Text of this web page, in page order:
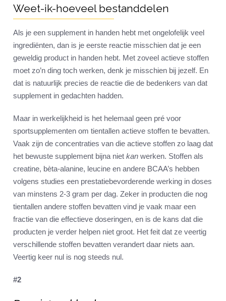
Weet-ik-hoeveel bestanddelen
Als je een supplement in handen hebt met ongelofelijk veel
ingrediënten, dan is je eerste reactie misschien dat je een
geweldig product in handen hebt. Met zoveel actieve stoffen
moet zo’n ding toch werken, denk je misschien bij jezelf. En
dat is natuurlijk precies de reactie die de bedenkers van dat
supplement in gedachten hadden.
Maar in werkelijkheid is het helemaal geen pré voor
sportsupplementen om tientallen actieve stoffen te bevatten.
Vaak zijn de concentraties van die actieve stoffen zo laag dat
het bewuste supplement bijna niet kan werken. Stoffen als
creatine, bèta-alanine, leucine en andere BCAA’s hebben
volgens studies een prestatiebevorderende werking in doses
van minstens 2-3 gram per dag. Zeker in producten die nog
tientallen andere stoffen bevatten vind je vaak maar een
fractie van die effectieve doseringen, en is de kans dat die
producten je verder helpen niet groot. Het feit dat ze veertig
verschillende stoffen bevatten verandert daar niets aan.
Veertig keer nul is nog steeds nul.
#2